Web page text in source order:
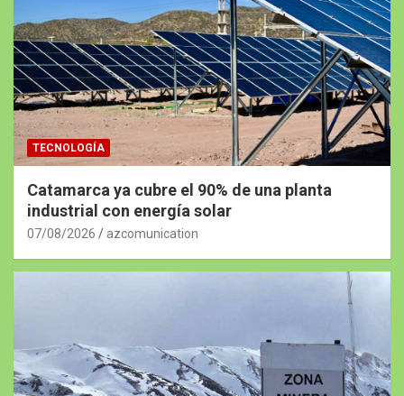
TECNOLOGÍA
Catamarca ya cubre el 90% de una planta
industrial con energía solar
07/08/2026 azcomunication